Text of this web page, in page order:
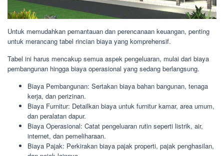
Untuk memudahkan pemantauan dan perencanaan keuangan, penting
untuk merancang tabel rincian biaya yang komprehensif.
Tabel ini harus mencakup semua aspek pengeluaran, mulai dari biaya
pembangunan hingga biaya operasional yang sedang berlangsung.
Biaya Pembangunan: Sertakan biaya bahan bangunan, tenaga
kerja, dan perizinan.
Biaya Furnitur: Detailkan biaya untuk furnitur kamar, area umum,
dan peralatan dapur.
Biaya Operasional: Catat pengeluaran rutin seperti listrik, air,
internet, dan pemeliharaan.
Biaya Pajak: Perkirakan biaya pajak properti, pajak penghasilan,